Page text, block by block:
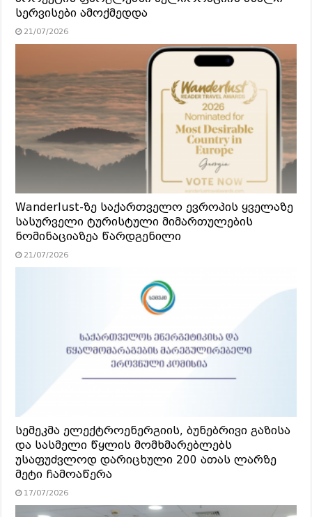
სერვისები ამოქმედდა
21/07/2026
Wanderlust-ზე საქართველო ევროპის ყველაზე
სასურველი ტურისტული მიმართულების
ნომინაციაზეა წარდგენილი
21/07/2026
სემეკმა ელექტროენერგიის, ბუნებრივი გაზისა
და სასმელი წყლის მომხმარებლებს
უსაფუძვლოდ დარიცხული 200 ათას ლარზე
მეტი ჩამოაწერა
17/07/2026